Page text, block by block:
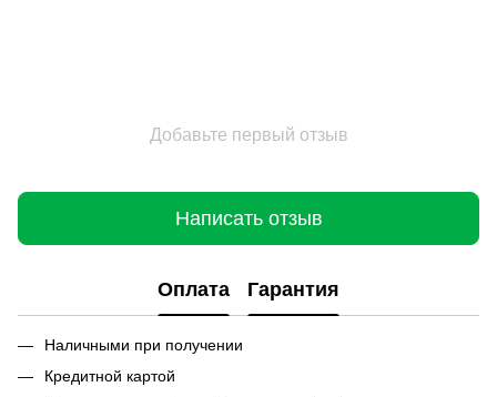
Добавьте первый отзыв
Написать отзыв
Оплата Гарантия
Наличными при получении
Кредитной картой